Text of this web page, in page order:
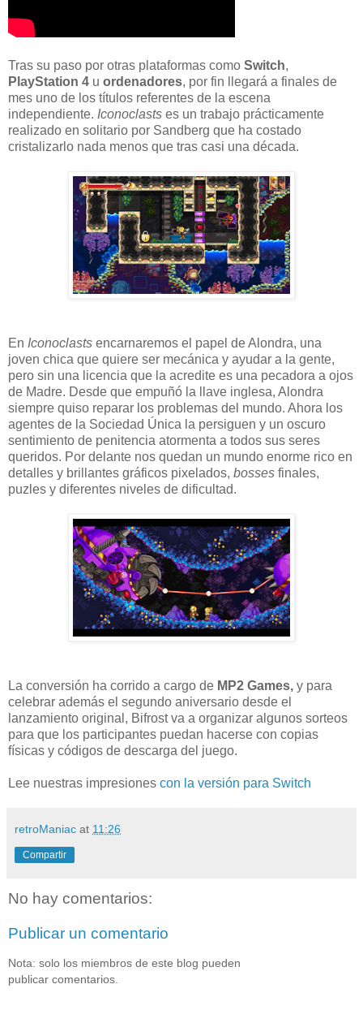
Tras su paso por otras plataformas como Switch,
PlayStation 4 u ordenadores, por fin llegará a finales de
mes uno de los títulos referentes de la escena
independiente. Iconoclasts es un trabajo prácticamente
realizado en solitario por Sandberg que ha costado
cristalizarlo nada menos que tras casi una década.
En Iconoclasts encarnaremos el papel de Alondra, una
joven chica que quiere ser mecánica y ayudar a la gente,
pero sin una licencia que la acredite es una pecadora a ojos
de Madre. Desde que empuñó la llave inglesa, Alondra
siempre quiso reparar los problemas del mundo. Ahora los
agentes de la Sociedad Única la persiguen y un oscuro
sentimiento de penitencia atormenta a todos sus seres
queridos. Por delante nos quedan un mundo enorme rico en
detalles y brillantes gráficos pixelados, bosses finales,
puzles y diferentes niveles de dificultad.
La conversión ha corrido a cargo de MP2 Games, y para
celebrar además el segundo aniversario desde el
lanzamiento original, Bifrost va a organizar algunos sorteos
para que los participantes puedan hacerse con copias
físicas y códigos de descarga del juego.
Lee nuestras impresiones con la versión para Switch
retroManiac at 11:26
Compartir
No hay comentarios:
Publicar un comentario
Nota: solo los miembros de este blog pueden
publicar comentarios.